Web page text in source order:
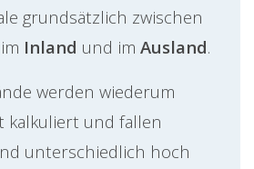
grundsätzlich zwischen
Inland und im Ausland.
werden wiederum
kalkuliert und fallen
unterschiedlich hoch